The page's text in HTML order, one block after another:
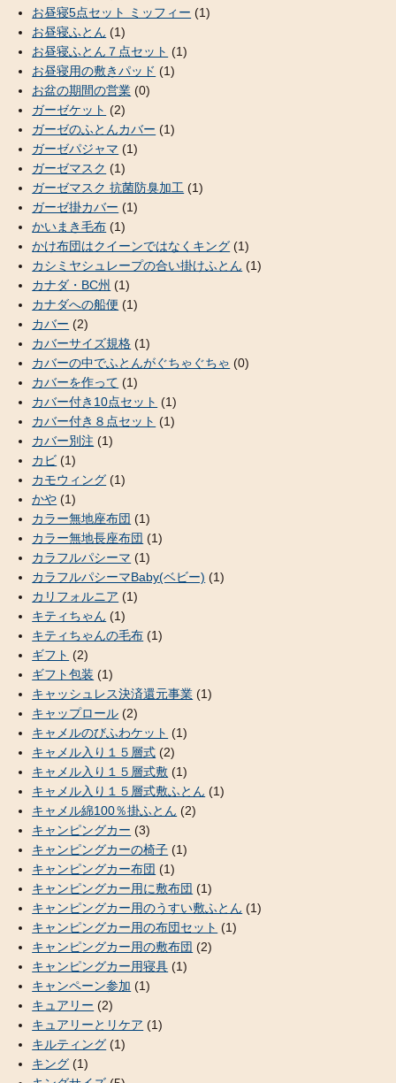
お昼寝5点セット ミッフィー (1)
お昼寝ふとん (1)
お昼寝ふとん７点セット (1)
お昼寝用の敷きパッド (1)
お盆の期間の営業 (0)
ガーゼケット (2)
ガーゼのふとんカバー (1)
ガーゼパジャマ (1)
ガーゼマスク (1)
ガーゼマスク 抗菌防臭加工 (1)
ガーゼ掛カバー (1)
かいまき毛布 (1)
かけ布団はクイーンではなくキング (1)
カシミヤシュレープの合い掛けふとん (1)
カナダ・BC州 (1)
カナダへの船便 (1)
カバー (2)
カバーサイズ規格 (1)
カバーの中でふとんがぐちゃぐちゃ (0)
カバーを作って (1)
カバー付き10点セット (1)
カバー付き８点セット (1)
カバー別注 (1)
カビ (1)
カモウィング (1)
かや (1)
カラー無地座布団 (1)
カラー無地長座布団 (1)
カラフルパシーマ (1)
カラフルパシーマBaby(ベビー) (1)
カリフォルニア (1)
キティちゃん (1)
キティちゃんの毛布 (1)
ギフト (2)
ギフト包装 (1)
キャッシュレス決済還元事業 (1)
キャップロール (2)
キャメルのびふわケット (1)
キャメル入り１５層式 (2)
キャメル入り１５層式敷 (1)
キャメル入り１５層式敷ふとん (1)
キャメル綿100％掛ふとん (2)
キャンピングカー (3)
キャンピングカーの椅子 (1)
キャンピングカー布団 (1)
キャンピングカー用に敷布団 (1)
キャンピングカー用のうすい敷ふとん (1)
キャンピングカー用の布団セット (1)
キャンピングカー用の敷布団 (2)
キャンピングカー用寝具 (1)
キャンペーン参加 (1)
キュアリー (2)
キュアリーとリケア (1)
キルティング (1)
キング (1)